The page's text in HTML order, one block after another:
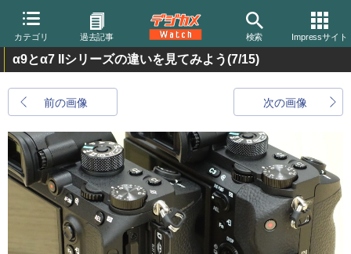
カテゴリ 過去記事 検索 Impressサイト
α9とα7 IIシリーズの違いを見てみよう(7/15)
前の画像 次の画像